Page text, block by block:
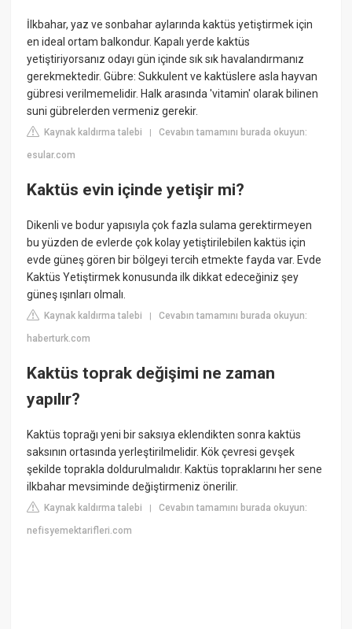
İlkbahar, yaz ve sonbahar aylarında kaktüs yetiştirmek için
en ideal ortam balkondur. Kapalı yerde kaktüs
yetiştiriyorsanız odayı gün içinde sık sık havalandırmanız
gerekmektedir. Gübre: Sukkulent ve kaktüslere asla hayvan
gübresi verilmemelidir. Halk arasında 'vitamin' olarak bilinen
suni gübrelerden vermeniz gerekir.
Kaynak kaldırma talebi |Cevabın tamamını burada okuyun:
esular.com
Kaktüs evin içinde yetişir mi?
Dikenli ve bodur yapısıyla çok fazla sulama gerektirmeyen
bu yüzden de evlerde çok kolay yetiştirilebilen kaktüs için
evde güneş gören bir bölgeyi tercih etmekte fayda var. Evde
Kaktüs Yetiştirmek konusunda ilk dikkat edeceğiniz şey
güneş ışınları olmalı.
Kaynak kaldırma talebi |Cevabın tamamını burada okuyun:
haberturk.com
Kaktüs toprak değişimi ne zaman
yapılır?
Kaktüs toprağı yeni bir saksıya eklendikten sonra kaktüs
saksının ortasında yerleştirilmelidir. Kök çevresi gevşek
şekilde toprakla doldurulmalıdır. Kaktüs topraklarını her sene
ilkbahar mevsiminde değiştirmeniz önerilir.
Kaynak kaldırma talebi |Cevabın tamamını burada okuyun:
nefisyemektarifleri.com